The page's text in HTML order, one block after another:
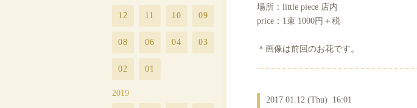
場所：little piece 店内
price：1束 1000円＋税
＊画像は前回のお花です。
2017.01.12 (Thu) 16:01
12 11 10 09
08 06 04 03
02 01
2019